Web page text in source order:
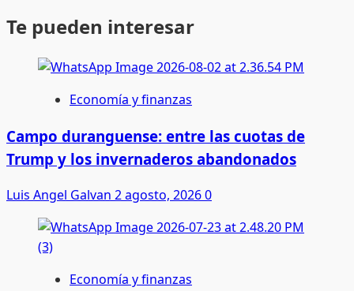
Te pueden interesar
Economía y finanzas
Campo duranguense: entre las cuotas de
Trump y los invernaderos abandonados
Luis Angel Galvan 2 agosto, 20260
Economía y finanzas